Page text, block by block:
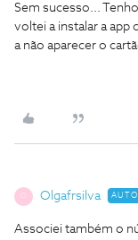
Sem sucesso...
voltei a instalar a app
a não aparecer o
O Olgafrsilva
Associei também o